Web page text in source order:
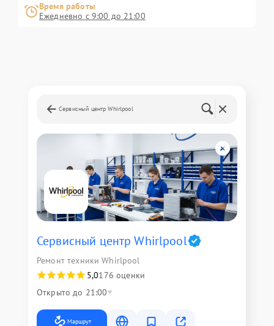
Время работы
Ежедневно с 9:00 до 21:00
Сервисный центр Whirlpool
Сервисный центр Whirlpool
Ремонт техники Whirlpool
5,0176 оценки
Открыто до 21:00
Маршрут